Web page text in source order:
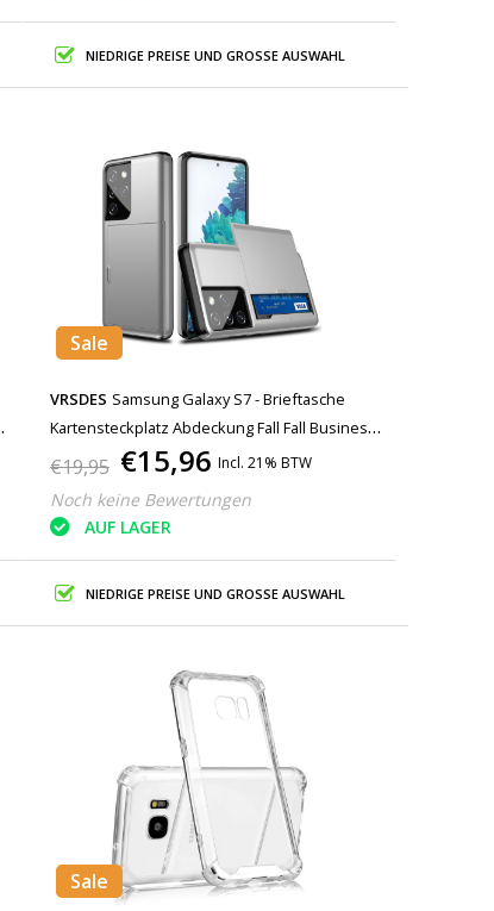
NIEDRIGE PREISE UND GROSSE AUSWAHL
Sale
VRSDES Samsung Galaxy S7 - Brieftasche
Kartensteckplatz Abdeckung Fall Fall Business
Silber
€19,95 €15,96 Incl. 21% BTW
Noch keine Bewertungen
AUF LAGER
NIEDRIGE PREISE UND GROSSE AUSWAHL
Sale